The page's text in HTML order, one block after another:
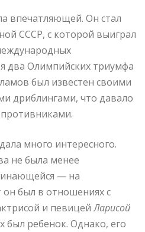
впечатляющей. Он стал
СССР, с которой выиграл
два Олимпийских триумфа
был известен своими
дриблингами, что давало
много интересного.
не была менее
— на
был в отношениях с
и певицейЛарисой
был ребенок. Однако, его